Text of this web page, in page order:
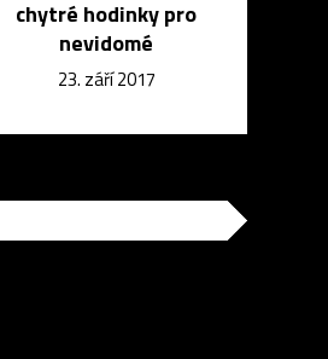
chytré hodinky pro
nevidomé
23. září 2017